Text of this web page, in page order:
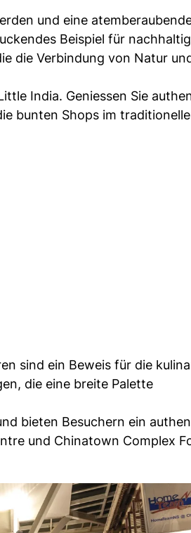
und eine
Beispiel für
die Verbindung von Natur
India. Geniessen Sie
bunten Shops im
sind ein Beweis für die
die eine breite Palette
bieten Besuchern ein
und Chinatown Complex